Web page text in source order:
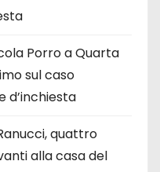
Porro a Quarta
sul caso
d’inchiesta
quattro
alla casa del